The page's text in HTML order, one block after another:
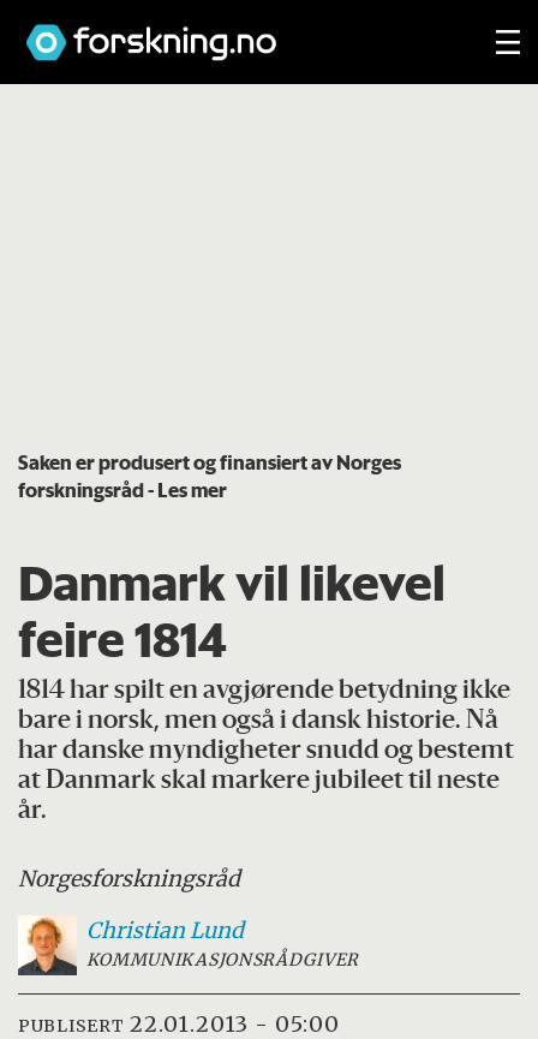
Saken er produsert og finansiert av Norges
forskningsråd- Les mer
Danmark vil likevel
feire 1814
1814 har spilt en avgjørende betydning ikke
bare i norsk, men også i dansk historie. Nå
har danske myndigheter snudd og bestemt
at Danmark skal markere jubileet til neste
år.
Norgesforskningsråd
ChristianLund
KOMMUNIKASJONSRÅDGIVER
PUBLISERT 22.01.2013 - 05:00